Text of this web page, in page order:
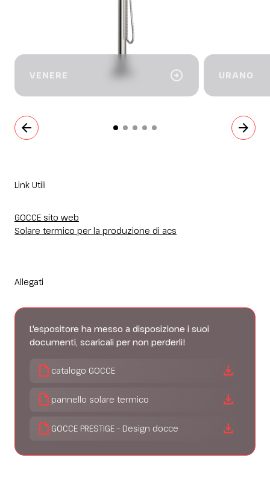
VENERE arrow_circle_right URANO
arrow_back arrow_forward
Link Utili
GOCCE sito web
Solare termico per la produzione di acs
Allegati
L'espositore ha messo a disposizione i suoi
documenti, scaricali per non perderli!
draft catalogo GOCCE
download
draft pannello solare termico
download
draft GOCCE PRESTIGE - Design docce download